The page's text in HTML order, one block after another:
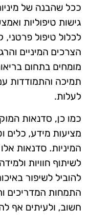
ככל שהבנה של
גישות טיפוליות
לכלול טיפול פרטני,
הצרכים המיניים
מומחים בתחום
תמיכה והתמודדות
לעלות.
כמו כן, סדנאות
מציעות מידע, כלים
המיניות. סדנאות
לשיתוף חוויות
להוביל לשיפור
התמחות המדריכים
חשוב, ולעיתים אף